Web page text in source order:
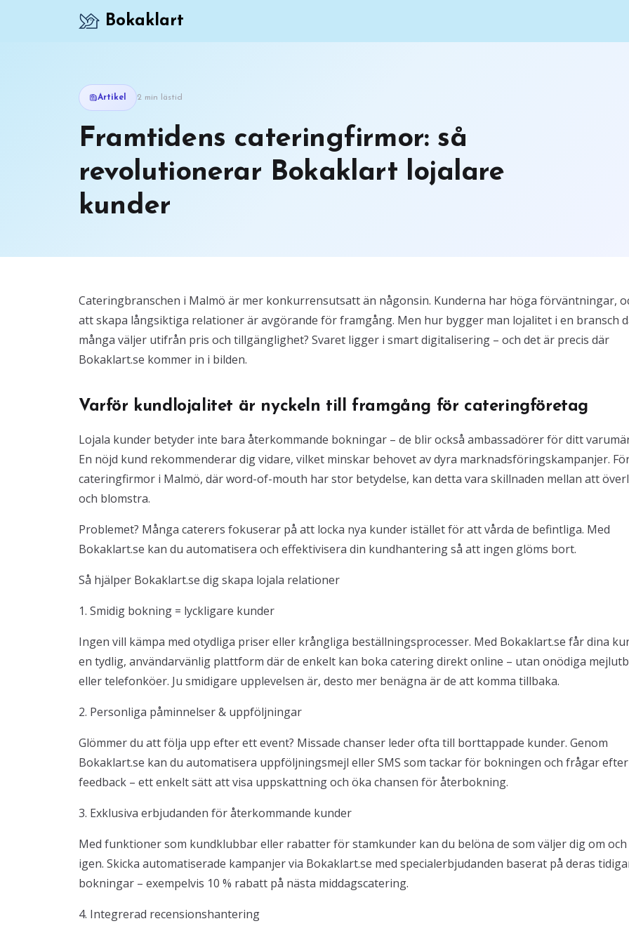
Bokaklart
Artikel 2 min lästid
Framtidens cateringfirmor: så
revolutionerar Bokaklart lojalare
kunder
Cateringbranschen i Malmö är mer konkurrensutsatt än någonsin. Kunderna har höga förväntningar,
att skapa långsiktiga relationer är avgörande för framgång. Men hur bygger man lojalitet i en bransch
många väljer utifrån pris och tillgänglighet? Svaret ligger i smart digitalisering – och det är precis där
Bokaklart.se kommer in i bilden.
Varför kundlojalitet är nyckeln till framgång för cateringföretag
Lojala kunder betyder inte bara återkommande bokningar – de blir också ambassadörer för ditt
En nöjd kund rekommenderar dig vidare, vilket minskar behovet av dyra marknadsföringskampanjer.
cateringfirmor i Malmö, där word-of-mouth har stor betydelse, kan detta vara skillnaden mellan att
och blomstra.
Problemet? Många caterers fokuserar på att locka nya kunder istället för att vårda de befintliga. Med
Bokaklart.se kan du automatisera och effektivisera din kundhantering så att ingen glöms bort.
Så hjälper Bokaklart.se dig skapa lojala relationer
1. Smidig bokning = lyckligare kunder
Ingen vill kämpa med otydliga priser eller krångliga beställningsprocesser. Med Bokaklart.se får dina
en tydlig, användarvänlig plattform där de enkelt kan boka catering direkt online – utan onödiga
eller telefonköer. Ju smidigare upplevelsen är, desto mer benägna är de att komma tillbaka.
2. Personliga påminnelser & uppföljningar
Glömmer du att följa upp efter ett event? Missade chanser leder ofta till borttappade kunder. Genom
Bokaklart.se kan du automatisera uppföljningsmejl eller SMS som tackar för bokningen och frågar efter
feedback – ett enkelt sätt att visa uppskattning och öka chansen för återbokning.
3. Exklusiva erbjudanden för återkommande kunder
Med funktioner som kundklubbar eller rabatter för stamkunder kan du belöna de som väljer dig om och
igen. Skicka automatiserade kampanjer via Bokaklart.se med specialerbjudanden baserat på deras
bokningar – exempelvis 10 % rabatt på nästa middagscatering.
4. Integrerad recensionshantering